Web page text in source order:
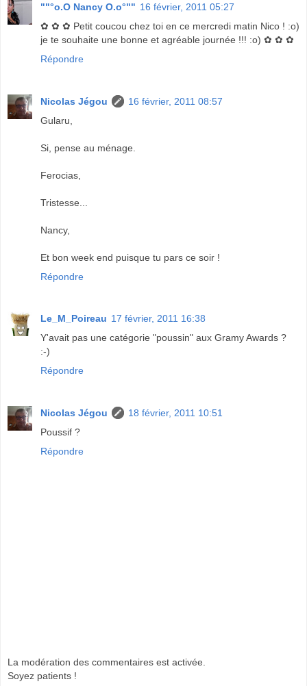
""°o.O Nancy O.o°"" 16 février, 2011 05:27
✿ ✿ ✿ Petit coucou chez toi en ce mercredi matin Nico ! :o)
je te souhaite une bonne et agréable journée !!! :o) ✿ ✿ ✿
Répondre
Nicolas Jégou
16 février, 2011 08:57
Gularu,
Si, pense au ménage.
Ferocias,
Tristesse...
Nancy,
Et bon week end puisque tu pars ce soir !
Répondre
Le_M_Poireau 17 février, 2011 16:38
Y'avait pas une catégorie "poussin" aux Gramy Awards ?
:-)
Répondre
Nicolas Jégou
18 février, 2011 10:51
Poussif ?
Répondre
La modération des commentaires est activée.
Soyez patients !